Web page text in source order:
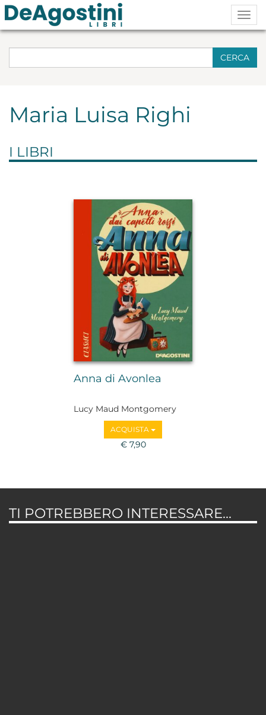
CERCA
Maria Luisa Righi
I LIBRI
Anna di Avonlea
Lucy Maud Montgomery
ACQUISTA
€ 7,90
TI POTREBBERO INTERESSARE...